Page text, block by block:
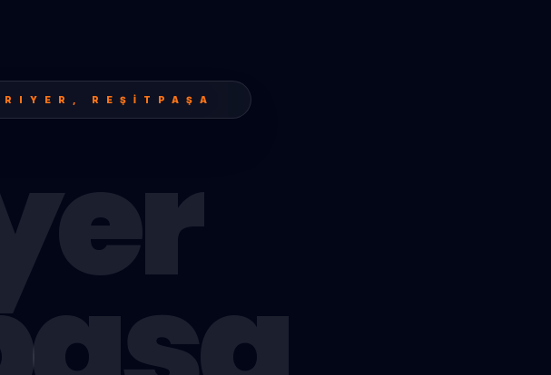
REŞITPAŞA